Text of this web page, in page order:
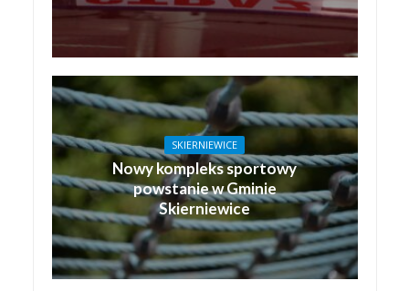
SKIERNIEWICE
Nowy kompleks sportowy
powstanie w Gminie
Skierniewice